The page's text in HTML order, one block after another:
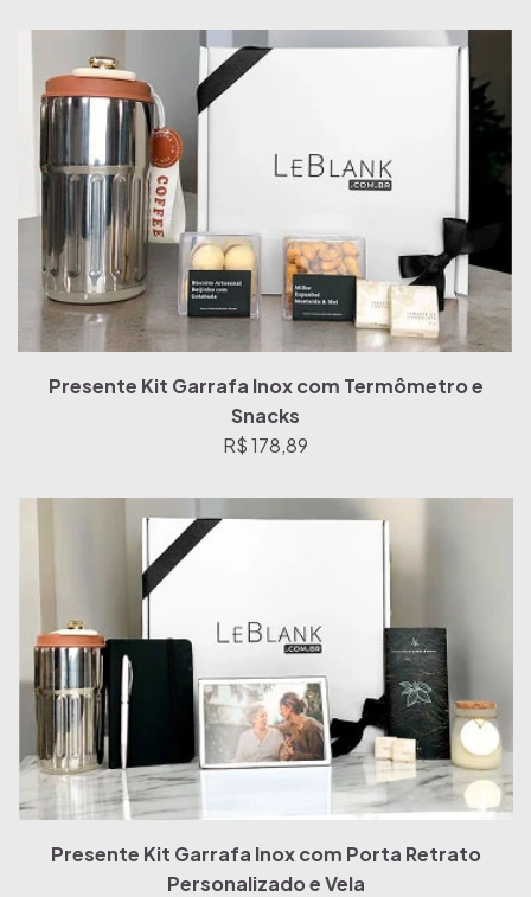
Presente Kit Garrafa Inox com Termômetro e
Snacks
R$ 178,89
Presente Kit Garrafa Inox com Porta Retrato
Personalizado e Vela